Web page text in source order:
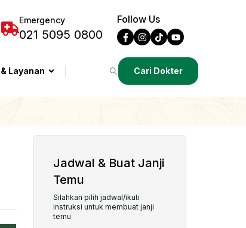
Emergency
021 5095 0800
Follow Us
Layanan Cari Dokter
Jadwal & Buat Janji
Temu
Silahkan pilih jadwal/ikuti
instruksi untuk membuat janji
temu